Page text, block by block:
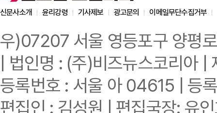
신문사소개 윤리강령 기사제보 광고문의 이메일무단수집거부
우)07207 서울 영등포구 양평
| 법인명 : (주)비즈뉴스코리
등록번호 : 서울 아 04615 | 등
편집인 : 김성원 | 편집국장: 유